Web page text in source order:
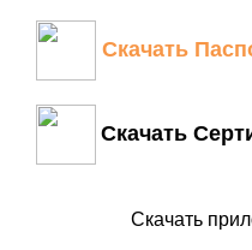
Скачать
Скачать
Скачать